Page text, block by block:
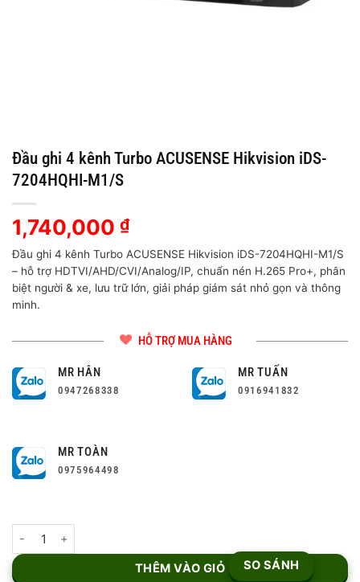
Đầu ghi 4 kênh Turbo ACUSENSE Hikvision iDS-
7204HQHI-M1/S
1,740,000 ₫
Đầu ghi 4 kênh Turbo ACUSENSE Hikvision iDS-7204HQHI-M1/S
– hỗ trợ HDTVI/AHD/CVI/Analog/IP, chuẩn nén H.265 Pro+, phân
biệt người & xe, lưu trữ lớn, giải pháp giám sát nhỏ gọn và thông
minh.
HỖ TRỢ MUA HÀNG
MR HÂN
0947268338
MR TUẤN
0916941832
MR TOÀN
0975964498
THÊM VÀO GIỎ SO SÁNH